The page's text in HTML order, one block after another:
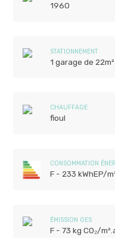
1960
STATIONNEMENT
1 garage de
CHAUFFAGE
fioul
CONSOMMATION
F - 233 kWhEP/
ÉMISSION GES
F - 73 kg CO₂/